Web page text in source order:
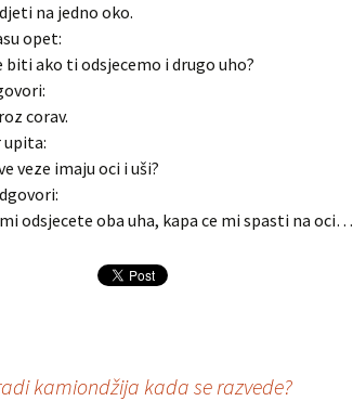
na jedno oko.
opet:
biti ako ti odsjecemo i drugo uho?
corav.
upita:
veze imaju oci i uši?
odsjecete oba uha, kapa ce mi spasti na oci…
kamiondžija kada se razvede?